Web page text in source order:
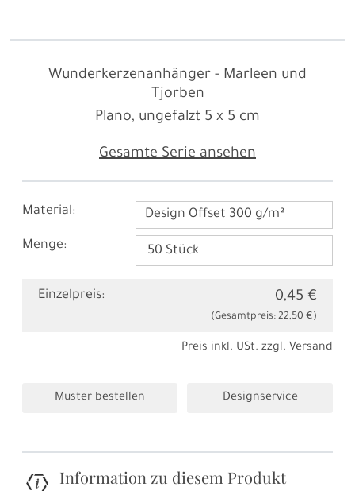
Wunderkerzenanhänger - Marleen und
Tjorben
Gesamte Serie ansehen
Plano, ungefalzt 5 x 5 cm
Material: Design Offset 300 g/m²
Menge:
Einzelpreis: 0,45 €
(Gesamtpreis: 22,50 €)
Preis inkl. USt. zzgl. Versand
Muster bestellen Designservice
Information zu diesem Produkt